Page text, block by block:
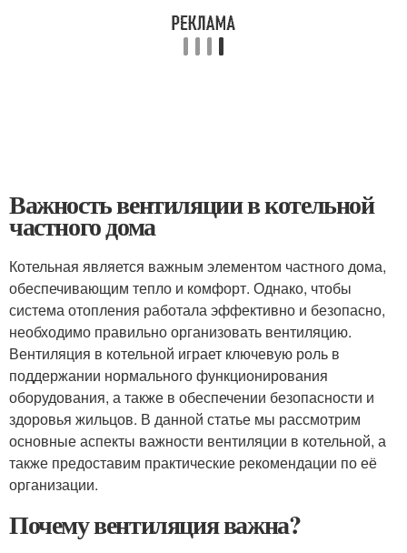
Важность вентиляции в котельной
частного дома
Котельная является важным элементом частного дома,
обеспечивающим тепло и комфорт. Однако, чтобы
система отопления работала эффективно и безопасно,
необходимо правильно организовать вентиляцию.
Вентиляция в котельной играет ключевую роль в
поддержании нормального функционирования
оборудования, а также в обеспечении безопасности и
здоровья жильцов. В данной статье мы рассмотрим
основные аспекты важности вентиляции в котельной, а
также предоставим практические рекомендации по её
организации.
Почему вентиляция важна?